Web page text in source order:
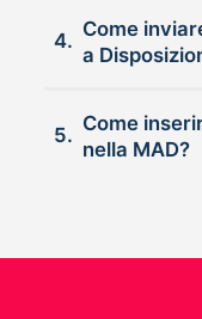
4.
Come
a
5.
Come inserire le
nella MAD?